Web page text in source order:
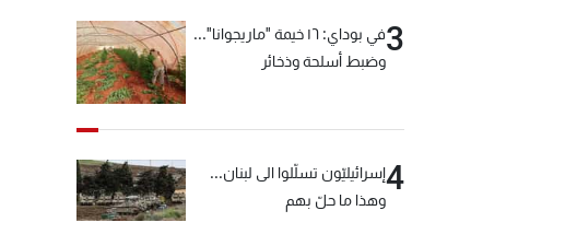
3
في بوداي: ١٦ خيمة "ماريجوانا"...
وضبط أسلحة وذخائر
4إسرائيليّون تسلّلوا الى لبنان...
وهذا ما حلّ بهم